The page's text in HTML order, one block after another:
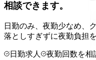
相談できます。
日勤のみ、夜勤少なめ、
落としすぎずに夜勤負担
日勤求人 夜勤回数を相